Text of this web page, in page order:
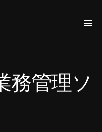
務管理ソ